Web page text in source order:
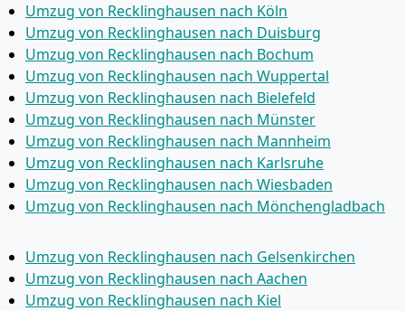
Umzug von Recklinghausen nach Köln
Umzug von Recklinghausen nach Duisburg
Umzug von Recklinghausen nach Bochum
Umzug von Recklinghausen nach Wuppertal
Umzug von Recklinghausen nach Bielefeld
Umzug von Recklinghausen nach Münster
Umzug von Recklinghausen nach Mannheim
Umzug von Recklinghausen nach Karlsruhe
Umzug von Recklinghausen nach Wiesbaden
Umzug von Recklinghausen nach Mönchen­gladbach
Umzug von Recklinghausen nach Gelsenkirchen
Umzug von Recklinghausen nach Aachen
Umzug von Recklinghausen nach Kiel